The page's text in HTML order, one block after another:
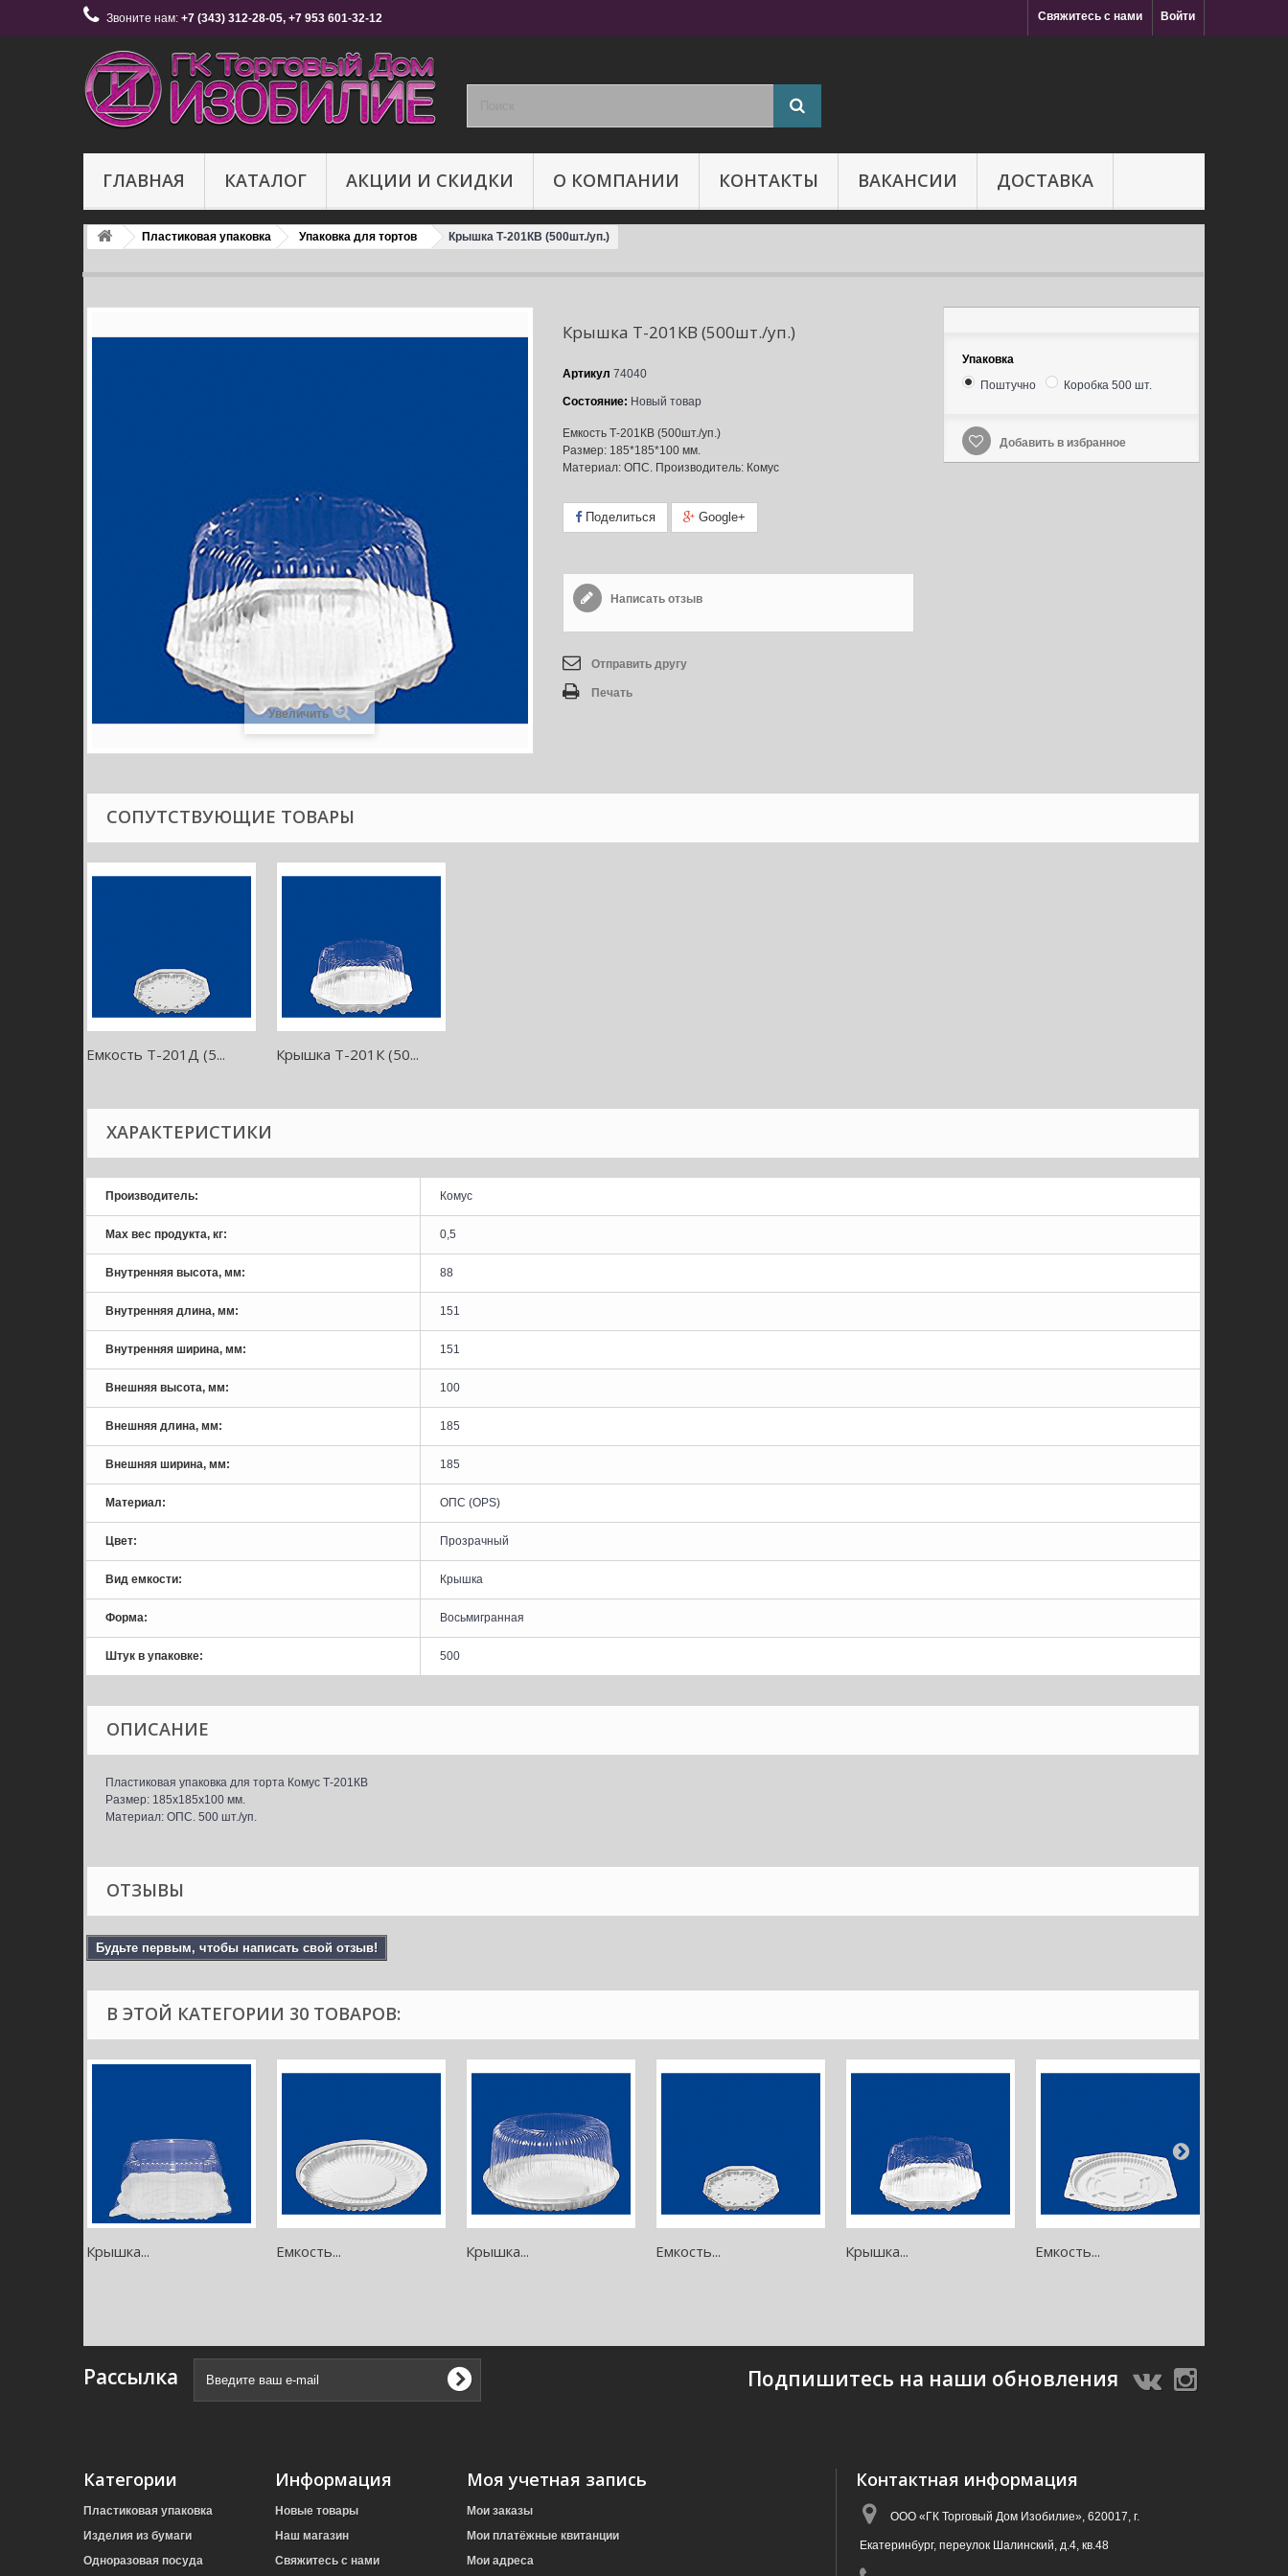
Войти
Свяжитесь с нами
Звоните нам: +7 (343) 312-28-05, +7 953 601-32-12
ГЛАВНАЯ КАТАЛОГ АКЦИИ И СКИДКИ О КОМПАНИИ КОНТАКТЫ ВАКАНСИИ ДОСТАВКА
Пластиковая упаковка Упаковка для тортов Крышка Т-201КВ (500шт./уп.)
Увеличить
Крышка Т-201КВ (500шт./уп.)
Артикул 74040
Состояние: Новый товар
Емкость Т-201КВ (500шт./уп.)
Размер: 185*185*100 мм.
Материал: ОПС. Производитель: Комус
Поделиться Google+
Написать отзыв
Отправить другу
Печать
Упаковка
Поштучно
Коробка 500 шт.
Добавить в избранное
СОПУТСТВУЮЩИЕ ТОВАРЫ
Емкость Т-201Д (5... Крышка Т-201К (50...
ХАРАКТЕРИСТИКИ
Производитель: Комус
Мах вес продукта, кг: 0,5
Внутренняя высота, мм: 88
Внутренняя длина, мм: 151
Внутренняя ширина, мм: 151
Внешняя высота, мм: 100
Внешняя длина, мм: 185
Внешняя ширина, мм: 185
Материал: ОПС (OPS)
Цвет: Прозрачный
Вид емкости: Крышка
Форма: Восьмигранная
Штук в упаковке: 500
ОПИСАНИЕ
Пластиковая упаковка для торта Комус Т-201КВ
Размер: 185x185x100 мм.
Материал: ОПС. 500 шт./уп.
ОТЗЫВЫ
Будьте первым, чтобы написать свой отзыв!
В ЭТОЙ КАТЕГОРИИ 30 ТОВАРОВ:
Крышка... Емкость... Крышка... Емкость... Крышка... Емкость...
Рассылка Подпишитесь на наши обновления
Категории
Пластиковая упаковка
Изделия из бумаги
Одноразовая посуда
Информация
Новые товары
Наш магазин
Свяжитесь с нами
Моя учетная запись
Мои заказы
Мои платёжные квитанции
Мои адреса
Контактная информация
ООО «ГК Торговый Дом Изобилие», 620017, г.
Екатеринбург, переулок Шалинский, д.4, кв.48